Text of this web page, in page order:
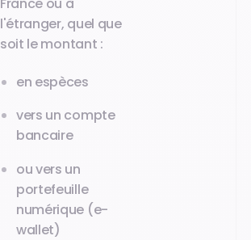
l'étranger, quel que
soit le montant :
en espèces
vers un compte
bancaire
ou vers un
portefeuille
numérique (e-
wallet)